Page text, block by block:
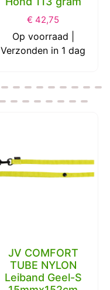
€ 42,75
Op voorraad |
Verzonden in 1 dag
JV COMFORT
TUBE NYLON
Leiband Geel-S